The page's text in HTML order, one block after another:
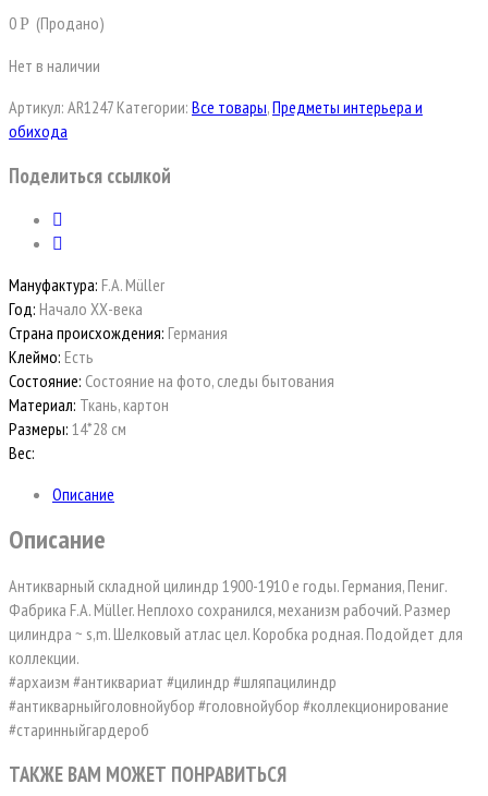
0Р (Продано)
Нет в наличии
Артикул: AR1247 Категории: Все товары,Предметы интерьера и
обихода
Поделиться ссылкой
Мануфактура: F.A. Müller
Год: Начало ХХ-века
Страна происхождения: Германия
Клеймо: Есть
Состояние: Состояние на фото, следы бытования
Материал: Ткань, картон
Размеры: 14*28 см
Вес:
Описание
Описание
Антикварный складной цилиндр 1900-1910 е годы. Германия, Пениг.
Фабрика F.A. Müller. Неплохо сохранился, механизм рабочий. Размер
цилиндра ~ s,m. Шелковый атлас цел. Коробка родная. Подойдет для
коллекции.
#архаизм #антиквариат #цилиндр #шляпацилиндр
#антикварныйголовнойубор #головнойубор #коллекционирование
#старинныйгардероб
ТАКЖЕ ВАМ МОЖЕТ ПОНРАВИТЬСЯ